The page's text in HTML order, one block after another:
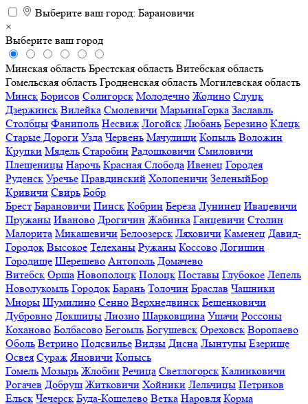
Выберите ваш город:
Барановичи
Выберите ваш город
Минская область Брестская область
Витебская область
Гомельская область Гродненская область Могилевская область
Минск Борисов Солигорск Молодечно Жодино Слуцк
Дзержинск Вилейка Смолевичи МарьинаГорка Заславль
Столбцы Фаниполь Несвиж Логойск Любань Березино Клецк
Старые Дороги Узда Червень Мачулищи Копыль Воложин
Крупки Мядель Старобин Радошковичи Смиловичи Плещеницы
Нарочь Красная Слобода Ивенец Городея Руденск Уречье
Правдинский Холопеничи ЗеленыйБор Кривичи Свирь
Брест Барановичи Пинск Кобрин Береза Лунинец Ивацевичи
Пружаны Иваново Дрогичин Жабинка Ганцевичи
Столин
Малорита Микашевичи Белоозерск Ляховичи Каменец Давид-
Городок Высокое Телеханы Ружаны Коссово Логишин
Городище Шерешево Антополь Домачево
Витебск Орша Новополоцк Полоцк Поставы Глубокое Лепель
Новолукомль Городок Барань Толочин Браслав Чашники Миоры
Шумилино Сенно Верхнедвинск Бешенковичи Дубровно
Докшицы Лиозно Шарковщина Ушачи Россоны Коханово
Болбасово Бегомль Богушевск Ореховск Воропаево Оболь
Ветрино Подсвилье Видзы Дисна Лынтупы Езерище Освея
Сураж Яновичи Копысь
Гомель Мозырь Жлобин Речица Светлогорск Калинковичи
Рогачев Добруш Житковичи Хойники Лельчицы
Ельск Чечерск Буда-Кошелево Ветка Наровля Корма
Октябрьский Лоев Брагин Василевичи Тереховка Копаткевичи